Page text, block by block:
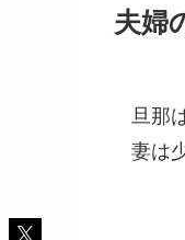
夫婦
旦那
妻は